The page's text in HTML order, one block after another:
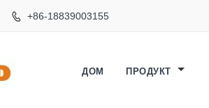
 +86-18839003155
ДОМ ПРОДУКТ